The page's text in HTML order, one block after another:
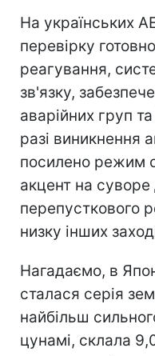
На українських
перевірку
реагування,
зв'язку,
аварійних груп
разі виникнення
посилено режим
акцент на
перепусткового
низку інших
Нагадаємо, в
сталася серія
найбільш
цунамі, склала